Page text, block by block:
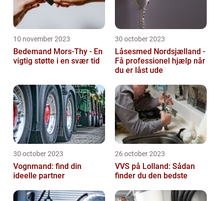
10 november 2023
Bedemand Mors-Thy - En
vigtig støtte i en svær tid
30 october 2023
Låsesmed Nordsjælland -
Få professionel hjælp når
du er låst ude
30 october 2023
Vognmand: find din
ideelle partner
26 october 2023
VVS på Lolland: Sådan
finder du den bedste